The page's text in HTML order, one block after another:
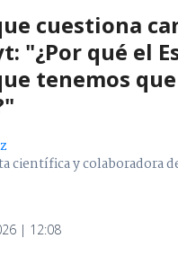
cuestiona
"¿Por qué el
tenemos que
científica y colaboradora
| 12:08